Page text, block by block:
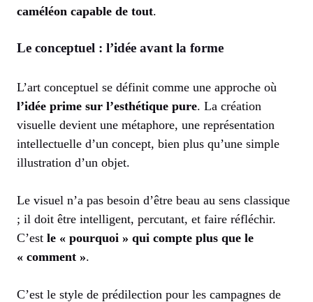
caméléon capable de tout.
Le conceptuel : l’idée avant la forme
L’art conceptuel se définit comme une approche où
l’idée prime sur l’esthétique pure. La création
visuelle devient une métaphore, une représentation
intellectuelle d’un concept, bien plus qu’une simple
illustration d’un objet.
Le visuel n’a pas besoin d’être beau au sens classique
; il doit être intelligent, percutant, et faire réfléchir.
C’est le « pourquoi » qui compte plus que le
« comment ».
C’est le style de prédilection pour les campagnes de